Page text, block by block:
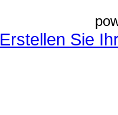
Erstellen Sie